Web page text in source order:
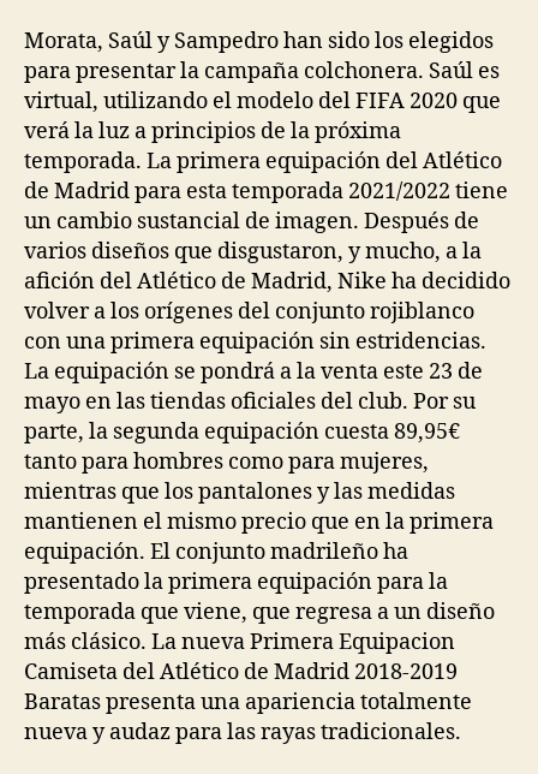
Morata, Saúl y Sampedro han sido los elegidos
para presentar la campaña colchonera. Saúl es
virtual, utilizando el modelo del FIFA 2020 que
verá la luz a principios de la próxima
temporada. La primera equipación del Atlético
de Madrid para esta temporada 2021/2022 tiene
un cambio sustancial de imagen. Después de
varios diseños que disgustaron, y mucho, a la
afición del Atlético de Madrid, Nike ha decidido
volver a los orígenes del conjunto rojiblanco
con una primera equipación sin estridencias.
La equipación se pondrá a la venta este 23 de
mayo en las tiendas oficiales del club. Por su
parte, la segunda equipación cuesta 89,95€
tanto para hombres como para mujeres,
mientras que los pantalones y las medidas
mantienen el mismo precio que en la primera
equipación. El conjunto madrileño ha
presentado la primera equipación para la
temporada que viene, que regresa a un diseño
más clásico. La nueva Primera Equipacion
Camiseta del Atlético de Madrid 2018-2019
Baratas presenta una apariencia totalmente
nueva y audaz para las rayas tradicionales.